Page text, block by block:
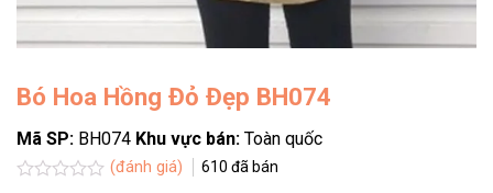
Bó Hoa Hồng Đỏ Đẹp BH074
Mã SP: BH074 Khu vực bán: Toàn quốc
(đánh giá) 610 đã bán